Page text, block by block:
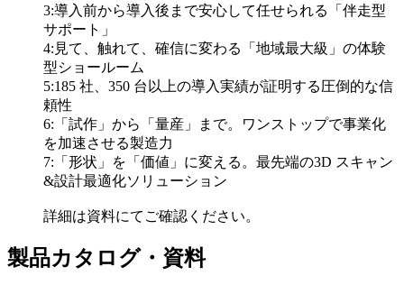
3:導入前から導入後まで安心して任せられる「伴走型
サポート」
4:見て、触れて、確信に変わる「地域最大級」の体験
型ショールーム
5:185 社、350 台以上の導入実績が証明する圧倒的な信
頼性
6:「試作」から「量産」まで。ワンストップで事業化
を加速させる製造力
7:「形状」を「価値」に変える。最先端の3D スキャン
&設計最適化ソリューション
詳細は資料にてご確認ください。
製品カタログ・資料